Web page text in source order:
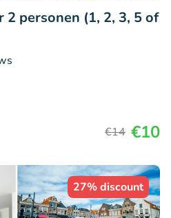
personen (1, 2, 3, 5 of
€14 €10
27% discount